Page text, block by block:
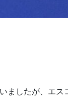
ましたが、エ